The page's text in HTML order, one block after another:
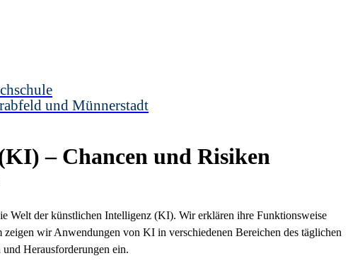
und Münnerstadt
– Chancen und Risiken
Welt der künstlichen Intelligenz (KI). Wir erklären ihre Funktionsweise
wir Anwendungen von KI in verschiedenen Bereichen des täglichen
Herausforderungen ein.